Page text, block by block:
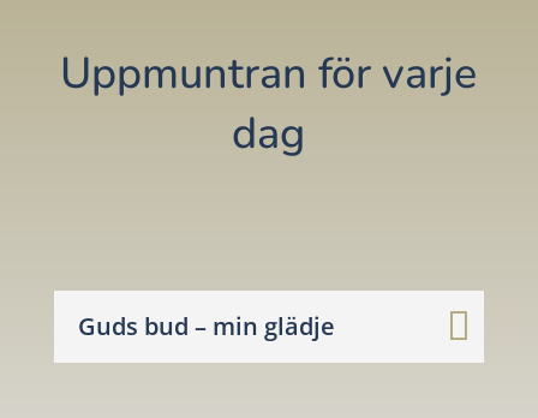
Uppmuntran för varje
dag
Guds bud – min glädje